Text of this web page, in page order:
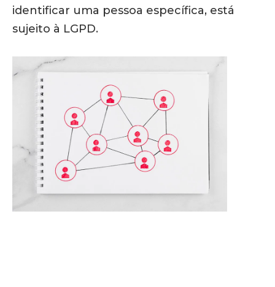
identificar uma pessoa específica, está
sujeito à LGPD.